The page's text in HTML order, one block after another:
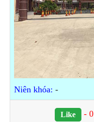
Niên khóa: -
Like - 0